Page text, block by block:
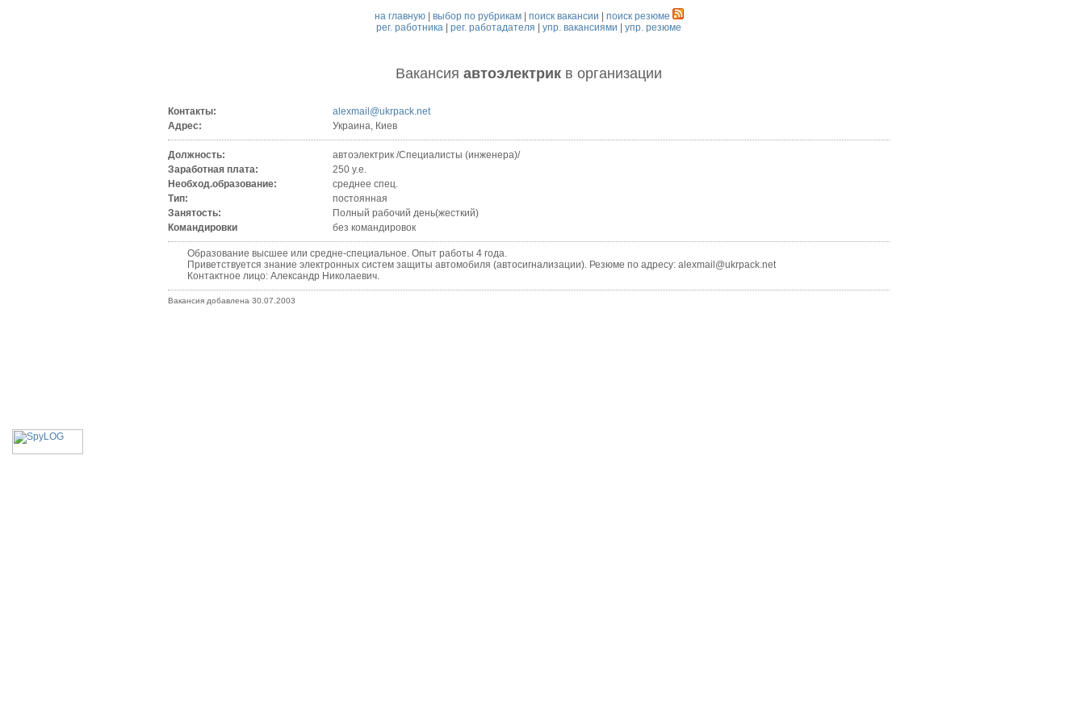
на главную| выбор по рубрикам| поиск вакансии
поиск резюме
рег. работника |рег. работадателя |упр. вакансиями |упр. резюме
Вакансияавтоэлектрик в организации
Контакты:
alexmail@ukrpack.net
Адрес:
Украина, Киев
Должность:
автоэлектрик /Специалисты (инженера)/
Заработная плата:
250 у.е.
Необход.образование:
среднее спец.
Тип:
постоянная
Занятость:
Полный рабочий день(жесткий)
Командировки
без командировок
Образование высшее или средне-специальное. Опыт работы 4 года.
Приветствуется знание электронных систем защиты автомобиля (автосигнализации). Резюме по адресу: alexmail@ukrpack.net
Контактное лицо: Александр Николаевич.
Вакансия добавлена 30.07.2003